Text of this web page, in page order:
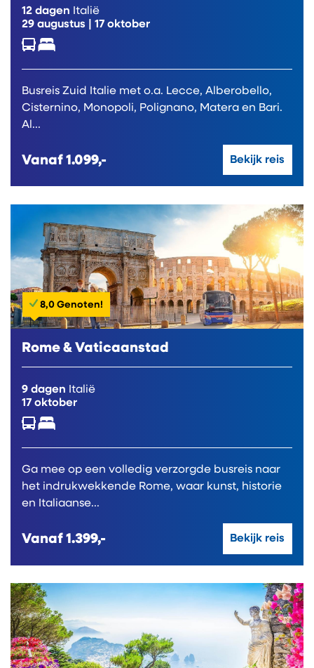
12 dagen Italië
29 augustus
17 oktober
Busreis Zuid Italie met o.a. Lecce, Alberobello,
Cisternino, Monopoli, Polignano, Matera en Bari.
Al...
Vanaf 1.099,- Bekijk reis
8,0 Genoten!
Rome & Vaticaanstad
9 dagen Italië
17 oktober
Ga mee op een volledig verzorgde busreis naar
het indrukwekkende Rome, waar kunst, historie
en Italiaanse...
Vanaf 1.399,- Bekijk reis